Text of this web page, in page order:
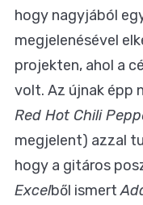
hogy nagyjából
megjelenésével
projekten, ahol a
volt. Az újnak épp
Red Hot Chili
megjelent) azzal
hogy a gitáros
Excelből ismert